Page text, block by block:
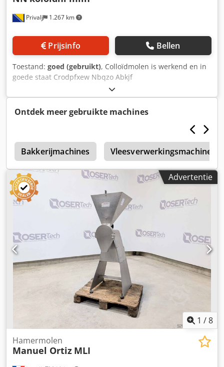
Privalj 1.267 km
Prijsinfo Bellen
Toestand: goed (gebruikt), Colloïdmolen is werkend en in
goede staat Crodpfxew Nbqzo Abkjf
Ontdek meer gebruikte machines
Bakkerijmachines Vleesverwerkingsmachines
Advertentie
1 /8
Hamermolen
Manuel Ortiz MLI